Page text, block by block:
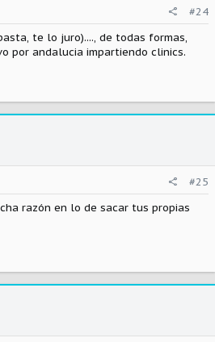
#24
te lo juro)...., de todas formas,
por andalucia impartiendo clinics.
#25
razón en lo de sacar tus propias